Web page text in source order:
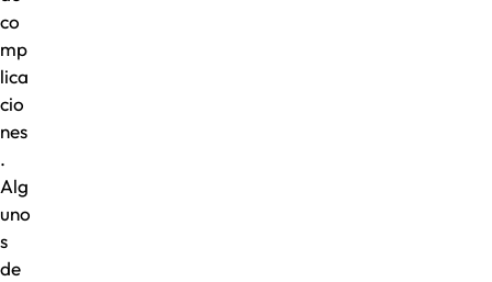
co
mp
lica
cio
nes
.
Alg
uno
s
de